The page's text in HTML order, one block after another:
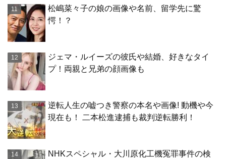
松嶋菜々子の娘の画像や名前、留学先に驚
愕！？
ジェマ・ルイーズの彼氏や結婚、好きなタイ
プ！両親と兄弟の顔画像も
逆転人生の嘘つき警察の本名や画像! 動機や今
現在も！ 二本松進逮捕も裁判逆転勝利！
NHKスペシャル・大川原化工機冤罪事件の検